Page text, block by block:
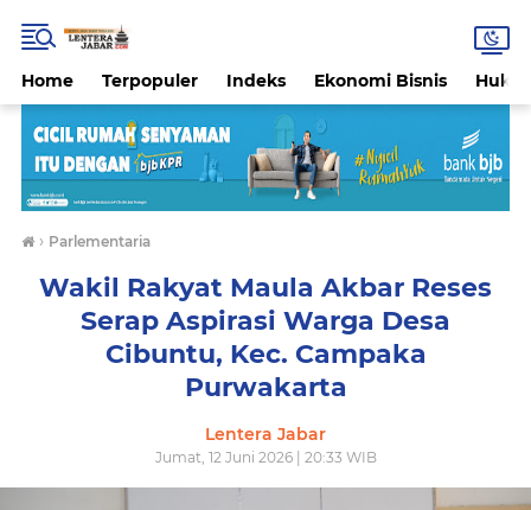
Home Terpopuler Indeks Ekonomi Bisnis
› Parlementaria
Wakil Rakyat Maula Akbar Reses
Serap Aspirasi Warga Desa
Cibuntu, Kec. Campaka
Purwakarta
Lentera Jabar
Jumat, 12 Juni 2026 | 20:33 WIB